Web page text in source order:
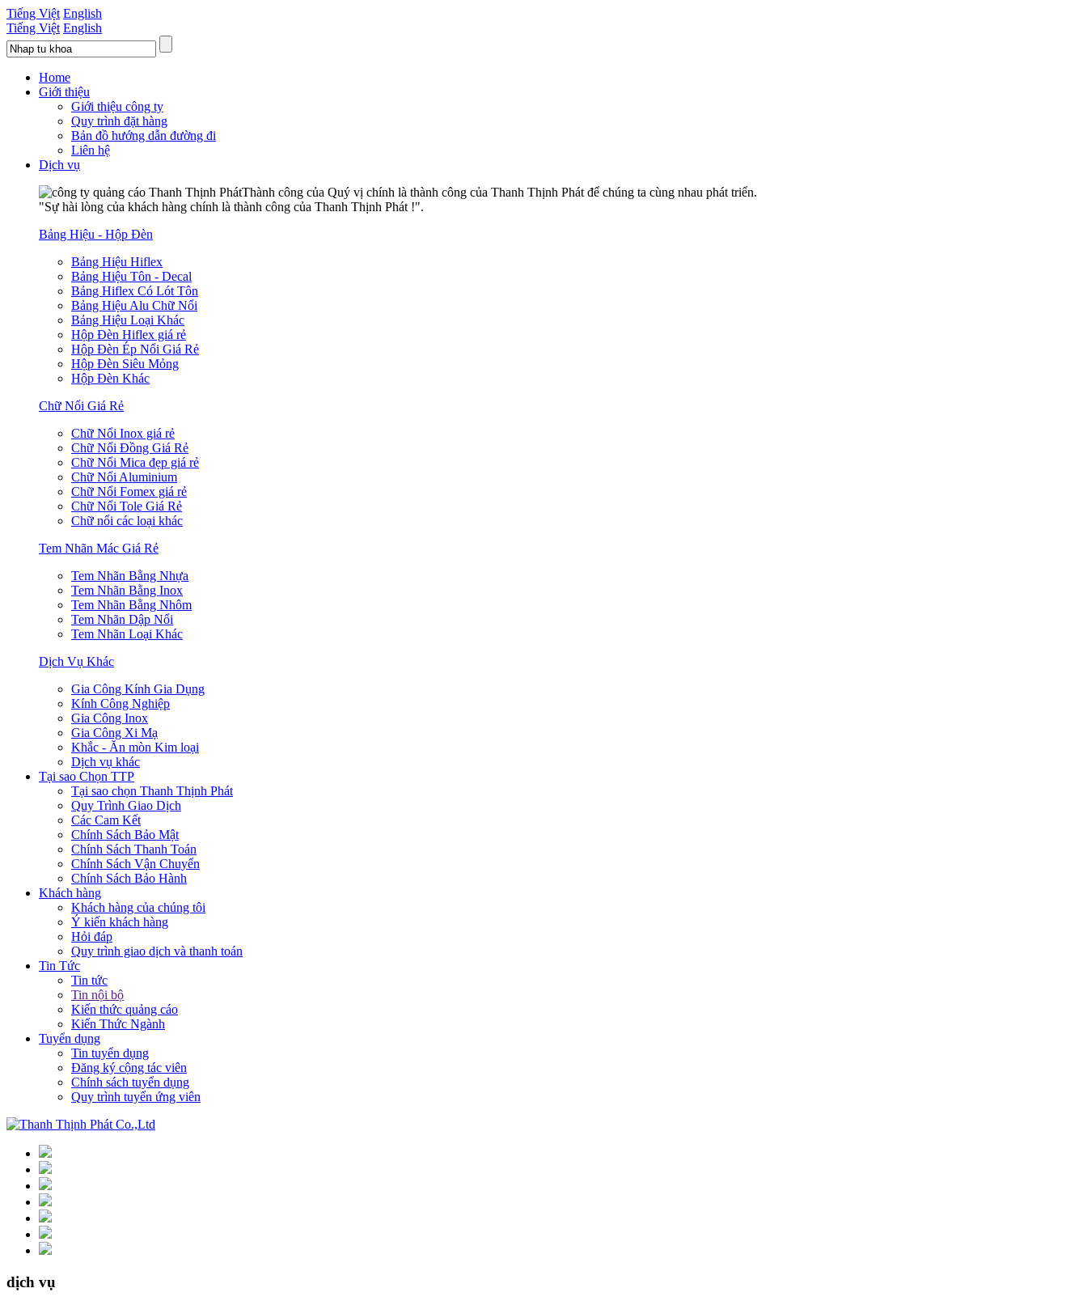
Tiếng Việt English
Tiếng Việt English
Home
Giới thiệu
Giới thiệu công ty
Quy trình đặt hàng
Bản đồ hướng dẫn đường đi
Liên hệ
Dịch vụ
Thành công của Quý vị chính là thành công của Thanh Thịnh Phát để chúng ta cùng nhau phát triển.
"Sự hài lòng của khách hàng chính là thành công của Thanh Thịnh Phát !".
Bảng Hiệu - Hộp Đèn
Bảng Hiệu Hiflex
Bảng Hiệu Tôn - Decal
Bảng Hiflex Có Lót Tôn
Bảng Hiệu Alu Chữ Nổi
Bảng Hiệu Loại Khác
Hộp Đèn Hiflex giá rẻ
Hộp Đèn Ép Nổi Giá Rẻ
Hộp Đèn Siêu Mỏng
Hộp Đèn Khác
Chữ Nổi Giá Rẻ
Chữ Nổi Inox giá rẻ
Chữ Nổi Đồng Giá Rẻ
Chữ Nổi Mica đẹp giá rẻ
Chữ Nổi Aluminium
Chữ Nổi Fomex giá rẻ
Chữ Nổi Tole Giá Rẻ
Chữ nổi các loại khác
Tem Nhãn Mác Giá Rẻ
Tem Nhãn Bằng Nhựa
Tem Nhãn Bằng Inox
Tem Nhãn Bằng Nhôm
Tem Nhãn Dập Nổi
Tem Nhãn Loại Khác
Dịch Vụ Khác
Gia Công Kính Gia Dụng
Kính Công Nghiệp
Gia Công Inox
Gia Công Xi Mạ
Khắc - Ăn mòn Kim loại
Dịch vụ khác
Tại sao Chọn TTP
Tại sao chọn Thanh Thịnh Phát
Quy Trình Giao Dịch
Các Cam Kết
Chính Sách Bảo Mật
Chính Sách Thanh Toán
Chính Sách Vận Chuyển
Chính Sách Bảo Hành
Khách hàng
Khách hàng của chúng tôi
Ý kiến khách hàng
Hỏi đáp
Quy trình giao dịch và thanh toán
Tin Tức
Tin tức
Tin nội bộ
Kiến thức quảng cáo
Kiến Thức Ngành
Tuyển dụng
Tin tuyển dụng
Đăng ký cộng tác viên
Chính sách tuyển dụng
Quy trình tuyển ứng viên
dịch vụ